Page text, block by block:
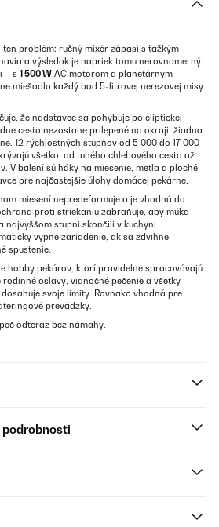
problém: ručný mixér zápasí s ťažkým
a výsledok je napriek tomu nerovnomerný.
– s 1 500 W AC motorom a planetárnym
miešadlo každý bod 5-litrovej nerezovej misy
že nadstavec sa pohybuje po eliptickej
cesto nezostane prilepené na okraji, žiadna
12 rýchlostných stupňov od 5 000 do 17 000
všetko: od tuhého chlebového cesta až
V balení sú háky na miesenie, metla a ploché
pre najčastejšie úlohy domácej pekárne.
miesení nepredeformuje a je vhodná do
proti striekaniu zabraňuje, aby múka
najvyššom stupni skončili v kuchyni.
vypne zariadenie, ak sa zdvihne
spustenie.
hobby pekárov, ktorí pravidelne spracovávajú
oslavy, vianočné pečenie a všetky
svoje limity. Rovnako vhodná pre
prevádzky.
odteraz bez námahy.
podrobnosti